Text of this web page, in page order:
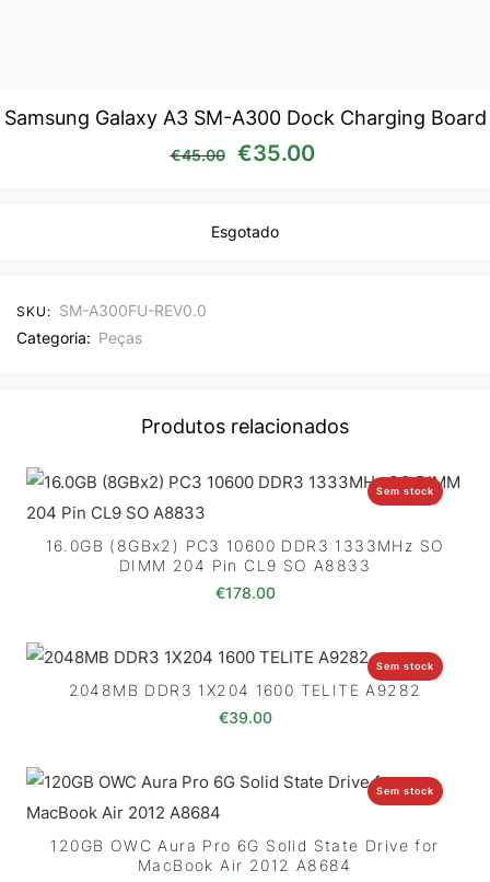
Samsung Galaxy A3 SM-A300 Dock Charging Board
€45.00 O preço original era:
€35.00
Esgotado
SKU: SM-A300FU-REV0.0
Categoria: Peças
Produtos relacionados
Sem stock
16.0GB (8GBx2) PC3 10600 DDR3 1333MHz SO
DIMM 204 Pin CL9 SO A8833
€178.00
Sem stock
2048MB DDR3 1X204 1600 TELITE A9282
€39.00
Sem stock
120GB OWC Aura Pro 6G Solid State Drive for
MacBook Air 2012 A8684